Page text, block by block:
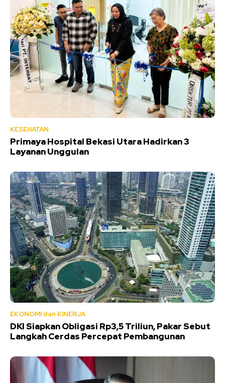
KESEHATAN
Primaya Hospital Bekasi Utara Hadirkan 3
Layanan Unggulan
EKONOMI dan KINERJA
DKI Siapkan Obligasi Rp3,5 Triliun, Pakar Sebut
Langkah Cerdas Percepat Pembangunan